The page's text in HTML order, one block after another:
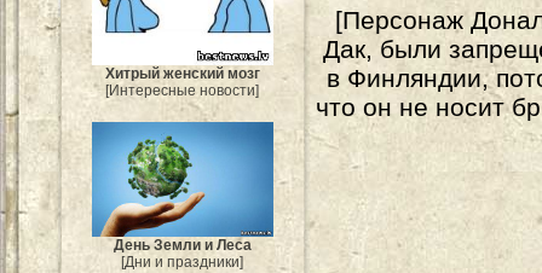
Хитрый женский мозг
[Интересные новости]
День Земли и Леса
[Дни и праздники]
[Персонаж
Дак, были
в Финляндии,
что он не носит